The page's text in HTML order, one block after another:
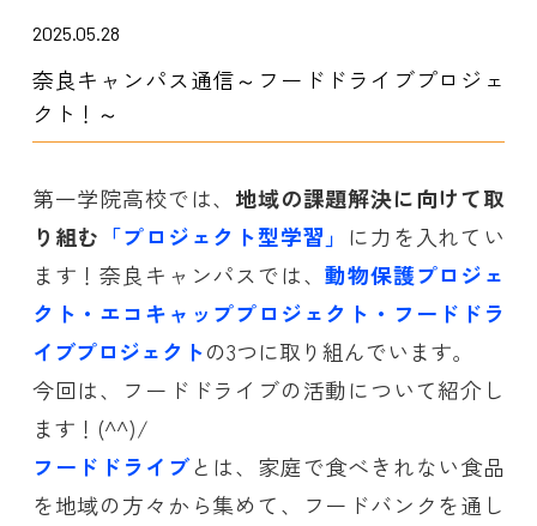
2025.05.28
奈良キャンパス通信～フードドライブプロジェ
クト！～
第一学院高校では、 地域の課題解決に向けて取
り組む 「プロジェクト型学習」 に力を入れてい
ます！奈良キャンパスでは、動物保護プロジェ
クト・エコキャッププロジェクト・フードドラ
イブプロジェクトの3つに取り組んでいます。
今回は、フードドライブの活動について紹介し
ます！(^^)/
フードドライブとは、家庭で食べきれない食品
を地域の方々から集めて、フードバンクを通し